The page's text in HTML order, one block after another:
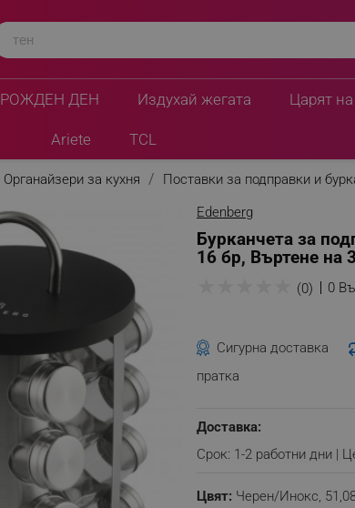
РОЖДЕН ДЕН Издухай жегата Царят
Ariete TCL
Органайзери за кухня
Поставки за подправки и
Edenberg
Бурканчета за
16 бр, Въртене на
(0) 0
Сигурна доставка
пратка
Доставка:
Срок: 1-2 работни дни |
Цвят: Черен/Инокс,